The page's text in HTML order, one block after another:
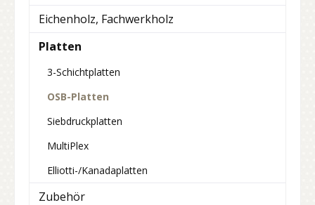
Eichenholz, Fachwerkholz
Platten
3-Schichtplatten
OSB-Platten
Siebdruckplatten
MultiPlex
Elliotti-/Kanadaplatten
Zubehör